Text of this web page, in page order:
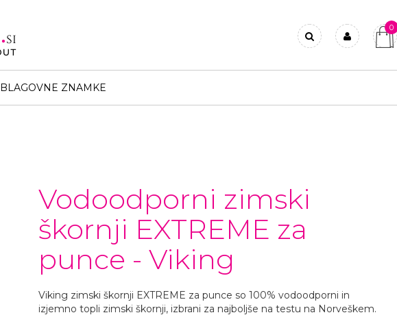
0
BLAGOVNE ZNAMKE
Vodoodporni zimski
škornji EXTREME za
punce - Viking
Viking zimski škornji EXTREME za punce so 100% vodoodporni in
izjemno topli zimski škornji, izbrani za najboljše na testu na Norveškem.